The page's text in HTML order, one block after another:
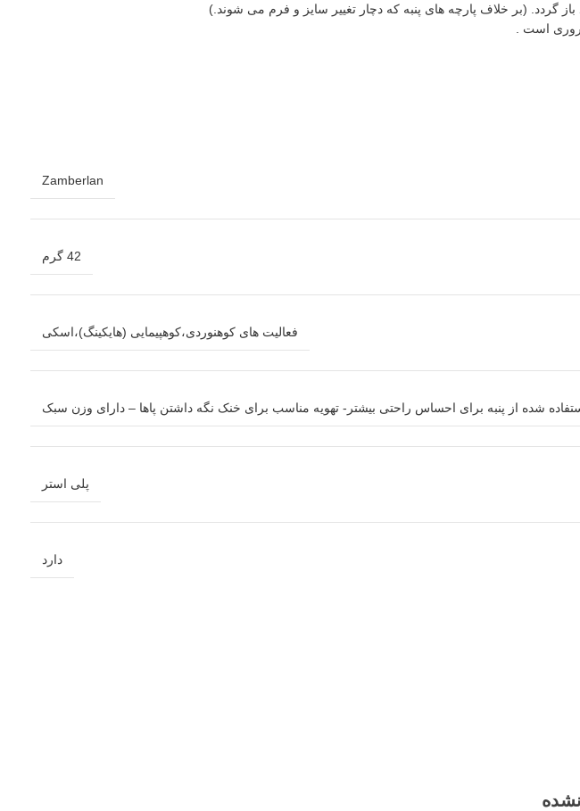
گردد. (بر خلاف پارچه های پنبه که دچار تغییر سایز و فرم می شوند.)
است .
Zamberlan
42 گرم
فعالیت های کوهنوردی،کوهپیمایی (هایکینگ)،اسکی
شده از پنبه برای احساس راحتی بیشتر- تهویه مناسب برای خنک نگه داشتن پاها – دارای وزن سبک
پلی استر
دارد